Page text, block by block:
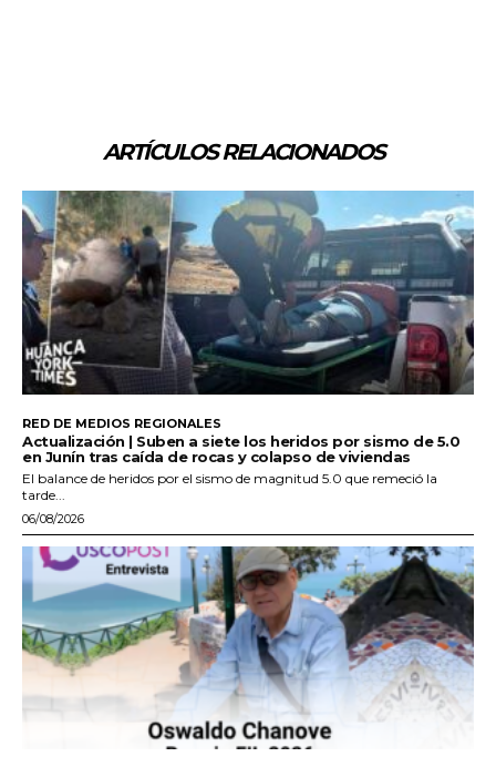
ARTÍCULOS RELACIONADOS
RED DE MEDIOS REGIONALES
Actualización | Suben a siete los heridos por sismo de 5.0
en Junín tras caída de rocas y colapso de viviendas
El balance de heridos por el sismo de magnitud 5.0 que remeció la
tarde...
06/08/2026